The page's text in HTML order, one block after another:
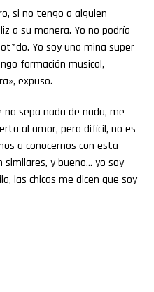
si no tengo a alguien
a su manera. Yo no podría
Yo soy una mina super
formación musical,
expuso.
sepa nada de nada, me
al amor, pero difícil, no es
a conocernos con esta
similares, y bueno… yo soy
las chicas me dicen que soy